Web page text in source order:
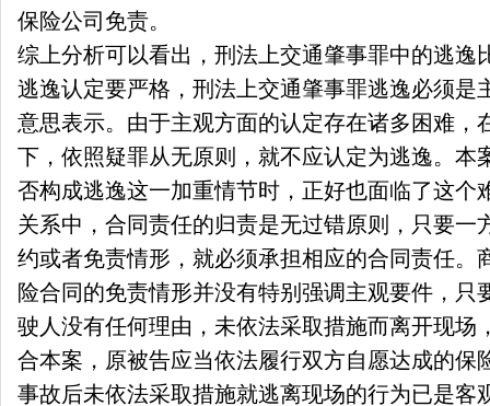
保险公司免责。
综上分析可以看出，刑法上交通肇事罪中的逃逸
逃逸认定要严格，刑法上交通肇事罪逃逸必须是
意思表示。由于主观方面的认定存在诸多困难，
下，依照疑罪从无原则，就不应认定为逃逸。本
否构成逃逸这一加重情节时，正好也面临了这个
关系中，合同责任的归责是无过错原则，只要一
约或者免责情形，就必须承担相应的合同责任。
险合同的免责情形并没有特别强调主观要件，只
驶人没有任何理由，未依法采取措施而离开现场
合本案，原被告应当依法履行双方自愿达成的保
事故后未依法采取措施就逃离现场的行为已是客